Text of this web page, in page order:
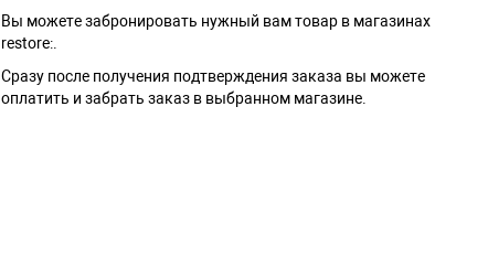
Вы можете забронировать нужный вам товар в магазинах
restore:.
Сразу после получения подтверждения заказа вы можете
оплатить и забрать заказ в выбранном магазине.